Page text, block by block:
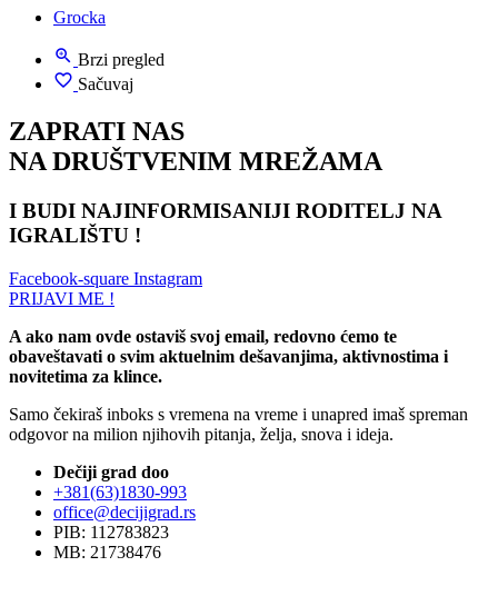
Grocka
Brzi pregled
Sačuvaj
ZAPRATI NAS
NA DRUŠTVENIM MREŽAMA
I BUDI NAJINFORMISANIJI RODITELJ NA
IGRALIŠTU !
Facebook-square Instagram
PRIJAVI ME !
A ako nam ovde ostaviš svoj email, redovno ćemo te
obaveštavati o svim aktuelnim dešavanjima, aktivnostima i
novitetima za klince.
Samo čekiraš inboks s vremena na vreme i unapred imaš spreman
odgovor na milion njihovih pitanja, želja, snova i ideja.
Dečiji grad doo
+381(63)1830-993
office@decijigrad.rs
PIB: 112783823
MB: 21738476